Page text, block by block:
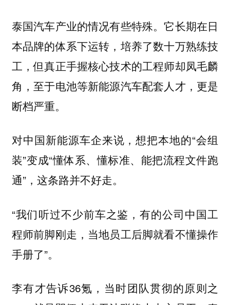
泰国汽车产业的情况有些特殊。它长期在日
本品牌的体系下运转，培养了数十万熟练技
工，但真正手握核心技术的工程师却凤毛麟
角，至于电池等新能源汽车配套人才，更是
断档严重。
对中国新能源车企来说，想把本地的“会组
装”变成“懂体系、懂标准、能把流程文件跑
通”，这条路并不好走。
“我们听过不少前车之鉴，有的公司中国工
程师前脚刚走，当地员工后脚就看不懂操作
手册了”。
李有才告诉36氪，当时团队贯彻的原则之